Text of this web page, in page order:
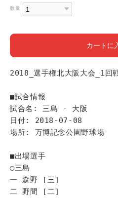
数量
カートに
2018_選手権北大阪大会_1回
■試合情報
試合名: 三島 - 大阪
日付: 2018-07-08
場所: 万博記念公園野球場
■出場選手
◯三島
一 森野 [三]
二 野間 [二]